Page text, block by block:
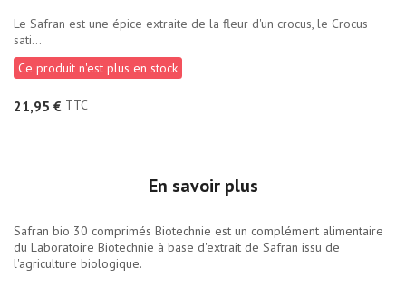
Le Safran est une épice extraite de la fleur d'un crocus, le Crocus
sati...
Ce produit n'est plus en stock
21,95 € TTC
En savoir plus
Safran bio 30 comprimés Biotechnie est un complément alimentaire
du Laboratoire Biotechnie à base d'extrait de Safran issu de
l'agriculture biologique.